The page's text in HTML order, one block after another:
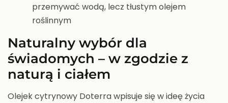
przemywać wodą, lecz tłustym olejem
roślinnym
Naturalny wybór dla
świadomych – w zgodzie z
naturą i ciałem
Olejek cytrynowy Doterra wpisuje się w ideę życia